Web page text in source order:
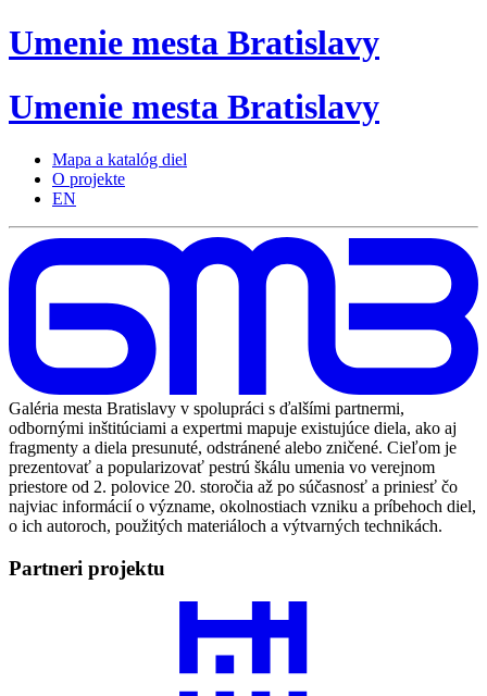
Umenie mesta Bratislavy
Umenie mesta Bratislavy
Mapa a katalóg diel
O projekte
EN
Galéria mesta Bratislavy v spolupráci s ďalšími partnermi,
odbornými inštitúciami a expertmi mapuje existujúce diela, ako aj
fragmenty a diela presunuté, odstránené alebo zničené. Cieľom je
prezentovať a popularizovať pestrú škálu umenia vo verejnom
priestore od 2. polovice 20. storočia až po súčasnosť a priniesť čo
najviac informácií o význame, okolnostiach vzniku a príbehoch diel,
o ich autoroch, použitých materiáloch a výtvarných technikách.
Partneri projektu